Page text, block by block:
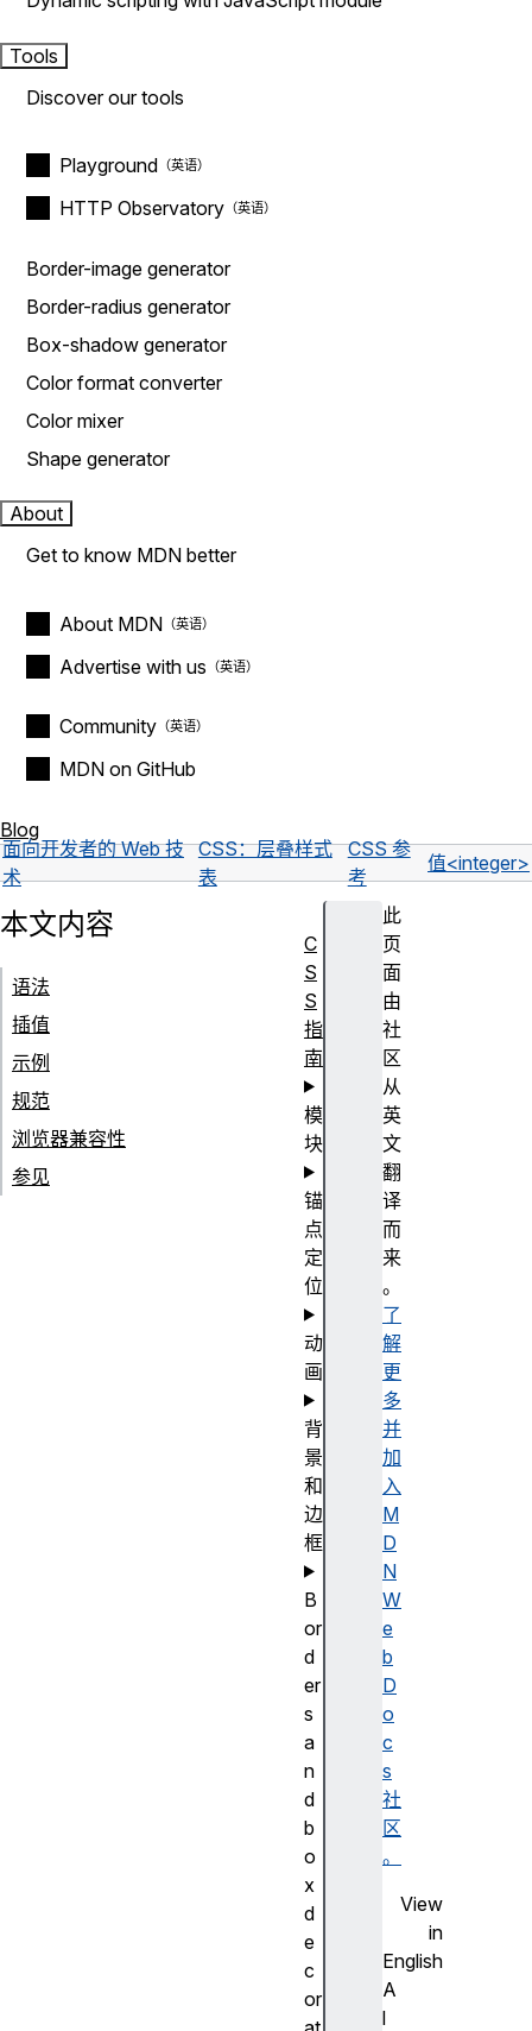
Tools
Discover our tools
Playground
HTTP Observatory
Border-image generator
Border-radius generator
Box-shadow generator
Color format converter
Color mixer
Shape generator
About
Get to know MDN better
About MDN
Advertise with us
Community
MDN on GitHub
Blog
面向开发者的 Web 技
术
CSS：层叠样式
表
CSS 参
考
值<integer>
此
页
面
由
社
区
从
英
文
翻
译
而
来
。
了
解
更
多
并
加
入
M
D
N
W
e
b
D
o
c
s
社
区
。
View
in
English
A
l
本文内容
语法
插值
示例
规范
浏览器兼容性
参见
C
S
S
指
南
模
块
锚
点
定
位
动
画
背
景
和
边
框
B
or
d
er
s
a
n
d
b
o
x
d
e
c
or